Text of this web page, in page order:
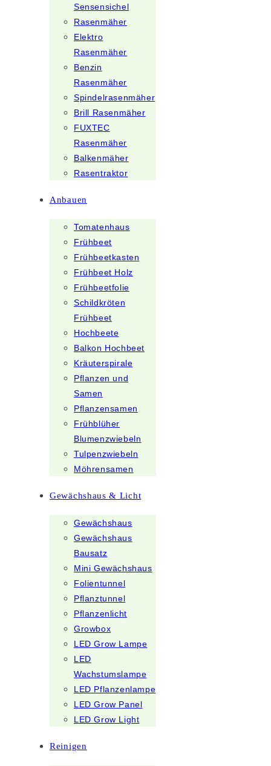
Sensensichel
Rasenmäher
Elektro
Rasenmäher
Benzin
Rasenmäher
Spindelrasenmäher
Brill Rasenmäher
FUXTEC
Rasenmäher
Balkenmäher
Rasentraktor
Anbauen
Tomatenhaus
Frühbeet
Frühbeetkasten
Frühbeet Holz
Frühbeetfolie
Schildkröten
Frühbeet
Hochbeete
Balkon Hochbeet
Kräuterspirale
Pflanzen und
Samen
Pflanzensamen
Frühblüher
Blumenzwiebeln
Tulpenzwiebeln
Möhrensamen
Gewächshaus & Licht
Gewächshaus
Gewächshaus
Bausatz
Mini Gewächshaus
Folientunnel
Pflanztunnel
Pflanzenlicht
Growbox
LED Grow Lampe
LED
Wachstumslampe
LED Pflanzenlampe
LED Grow Panel
LED Grow Light
Reinigen